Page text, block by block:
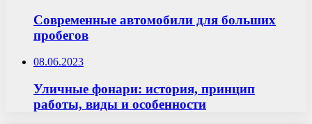
Современные автомобили для больших
пробегов
08.06.2023
Уличные фонари: история, принцип
работы, виды и особенности